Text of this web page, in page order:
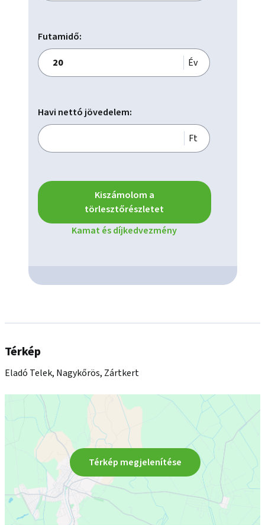
Futamidő:
Év
Havi nettó jövedelem:
Ft
Kiszámolom a
törlesztőrészletet
Kamat és díjkedvezmény
Térkép
Eladó Telek, Nagykőrös, Zártkert
Térkép megjelenítése